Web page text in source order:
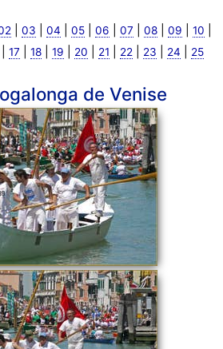
03 04 05| 06 07 08| 09 10
17 18| 19 20 21 22 23 24 25
de Venise